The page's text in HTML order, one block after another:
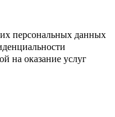
персональных данных
на оказание услуг